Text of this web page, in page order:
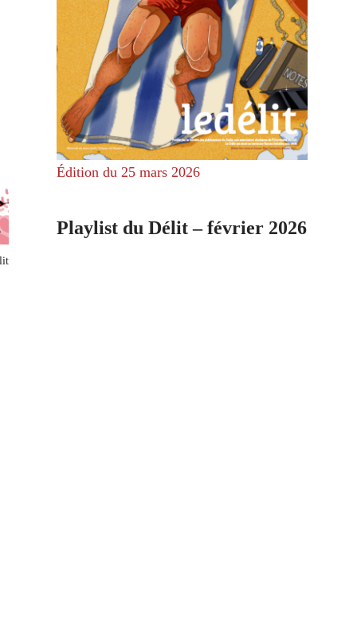
Édition du 25 mars 2026
Playlist du Délit – février 2026